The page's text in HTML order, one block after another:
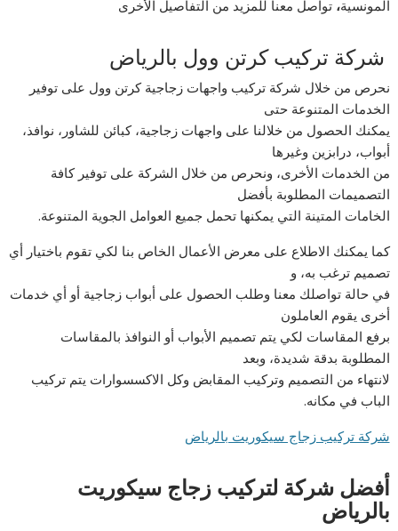
المونسية،تواصل معنا للمزيد من التفاصيل الأخرى
شركة تركيب كرتن وول بالرياض
نحرص من خلال شركة تركيب واجهات زجاجية كرتن وول على توفير
الخدمات المتنوعة حتى
يمكنك الحصول من خلالنا على واجهات زجاجية، كبائن للشاور، نوافذ،
أبواب، درابزين وغيرها
من الخدمات الأخرى، ونحرص من خلال الشركة على توفير كافة
التصميمات المطلوبة بأفضل
الخامات المتينة التي يمكنها تحمل جميع العوامل الجوية المتنوعة.
كما يمكنك الاطلاع على معرض الأعمال الخاص بنا لكي تقوم باختيار أي
تصميم ترغب به، و
في حالة تواصلك معنا وطلب الحصول على أبواب زجاجية أو أي خدمات
أخرى يقوم العاملون
برفع المقاسات لكي يتم تصميم الأبواب أو النوافذ بالمقاسات
المطلوبة بدقة شديدة، وبعد
لانتهاء من التصميم وتركيب المقابض وكل الاكسسوارات يتم تركيب
الباب في مكانه.
شركة تركيب زجاج سيكوريت بالرياض
أفضل شركة لتركيب زجاج سيكوريت
بالرياض